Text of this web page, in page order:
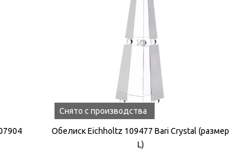
Снято с производства
Обелиск Eichholtz 109477 Bari Crystal (размер
L)